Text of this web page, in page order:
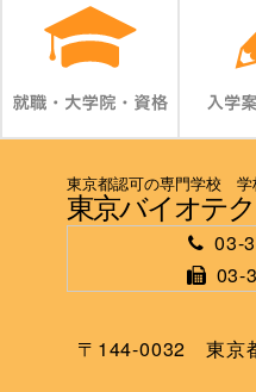
東京都認可の専門学校 学
東京バイオテ
03-
03-
〒144-0032 東京